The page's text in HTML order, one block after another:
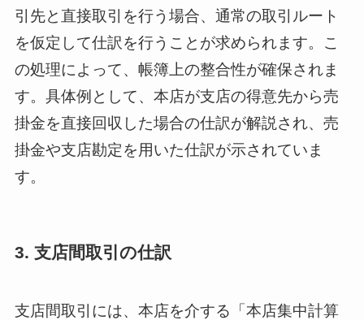
引先と直接取引を行う場合、通常の取引ルート
を仮定して仕訳を行うことが求められます。こ
の処理によって、帳簿上の整合性が確保されま
す。具体例として、本店が支店の得意先から売
掛金を直接回収した場合の仕訳が解説され、売
掛金や支店勘定を用いた仕訳が示されていま
す。
3. 支店間取引の仕訳
支店間取引には、本店を介する「本店集中計算